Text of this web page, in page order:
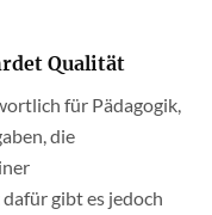
Qualität
für Pädagogik,
die
gibt es jedoch